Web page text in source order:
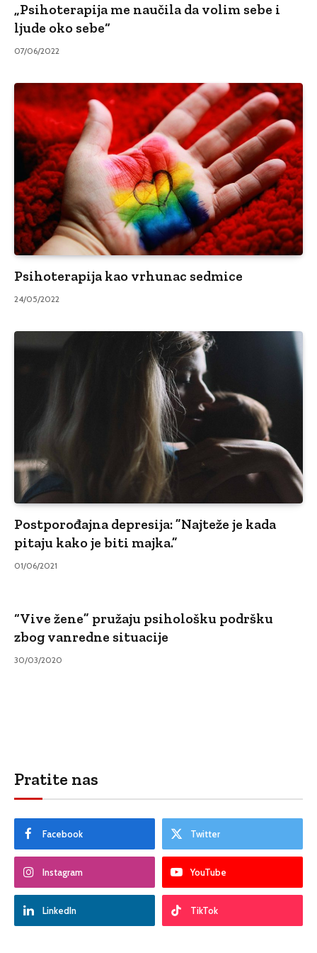
„Psihoterapija me naučila da volim sebe i
ljude oko sebe“
07/06/2022
Psihoterapija kao vrhunac sedmice
24/05/2022
Postporođajna depresija: ”Najteže je kada
pitaju kako je biti majka.”
01/06/2021
“Vive žene” pružaju psihološku podršku
zbog vanredne situacije
30/03/2020
Pratite nas
Facebook Twitter
Instagram YouTube
LinkedIn TikTok